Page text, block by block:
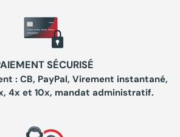
SÉCURISÉ
: CB, PayPal, Virement instantané,
4x et 10x, mandat administratif.